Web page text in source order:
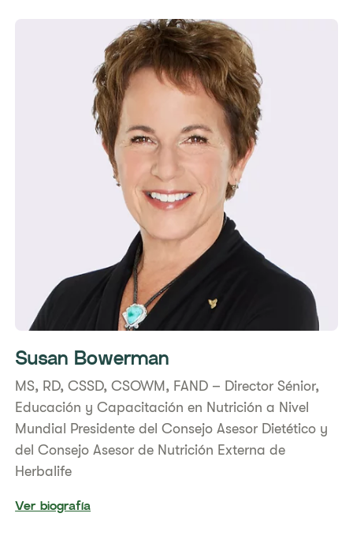
Susan Bowerman
​MS, RD, CSSD, CSOWM, FAND – Director Sénior,
Educación y Capacitación en Nutrición a Nivel
Mundial ​Presidente del Consejo Asesor Dietético y
del Consejo Asesor de Nutrición Externa de
Herbalife
Ver biografía